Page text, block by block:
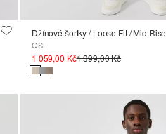
Džínové šortky / Loose Fit / Mid Rise
QS
1 059,00 Kč1 399,00 Kč